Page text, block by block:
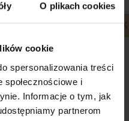
O plikach cookies
cookie
spersonalizowania treści
społecznościowe i
Informacje o tym, jak
partnerom
DODAJ DO